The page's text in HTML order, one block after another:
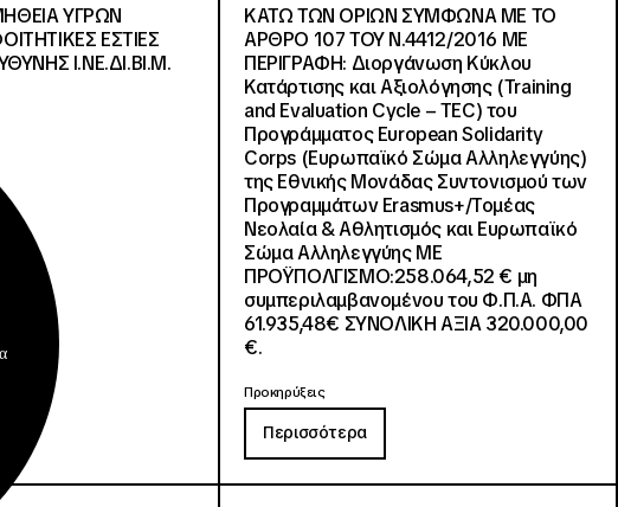
ΥΓΡΩΝ
ΕΣΤΙΕΣ
Ι.ΝΕ.ΔΙ.ΒΙ.Μ.
ΚΑΤΩ ΤΩΝ ΟΡΙΩΝ ΣΥΜΦΩΝΑ ΜΕ ΤΟ
ΑΡΘΡΟ 107 ΤΟΥ Ν.4412/2016 ΜΕ
ΠΕΡΙΓΡΑΦΗ: Διοργάνωση Κύκλου
Κατάρτισης και Αξιολόγησης (Training
and Evaluation Cycle – TEC) του
Προγράμματος European Solidarity
Corps (Ευρωπαϊκό Σώμα Αλληλεγγύης)
της Εθνικής Μονάδας Συντονισμού των
Προγραμμάτων Erasmus+/Τομέας
Νεολαία & Αθλητισμός και Ευρωπαϊκό
Σώμα Αλληλεγγύης ΜΕ
ΠΡΟΫΠΟΛΓΙΣΜΟ:258.064,52 € μη
συμπεριλαμβανομένου του Φ.Π.Α. ΦΠΑ
61.935,48€ ΣΥΝΟΛΙΚΗ ΑΞΙΑ 320.000,00
€.
Προκηρύξεις
Περισσότερα